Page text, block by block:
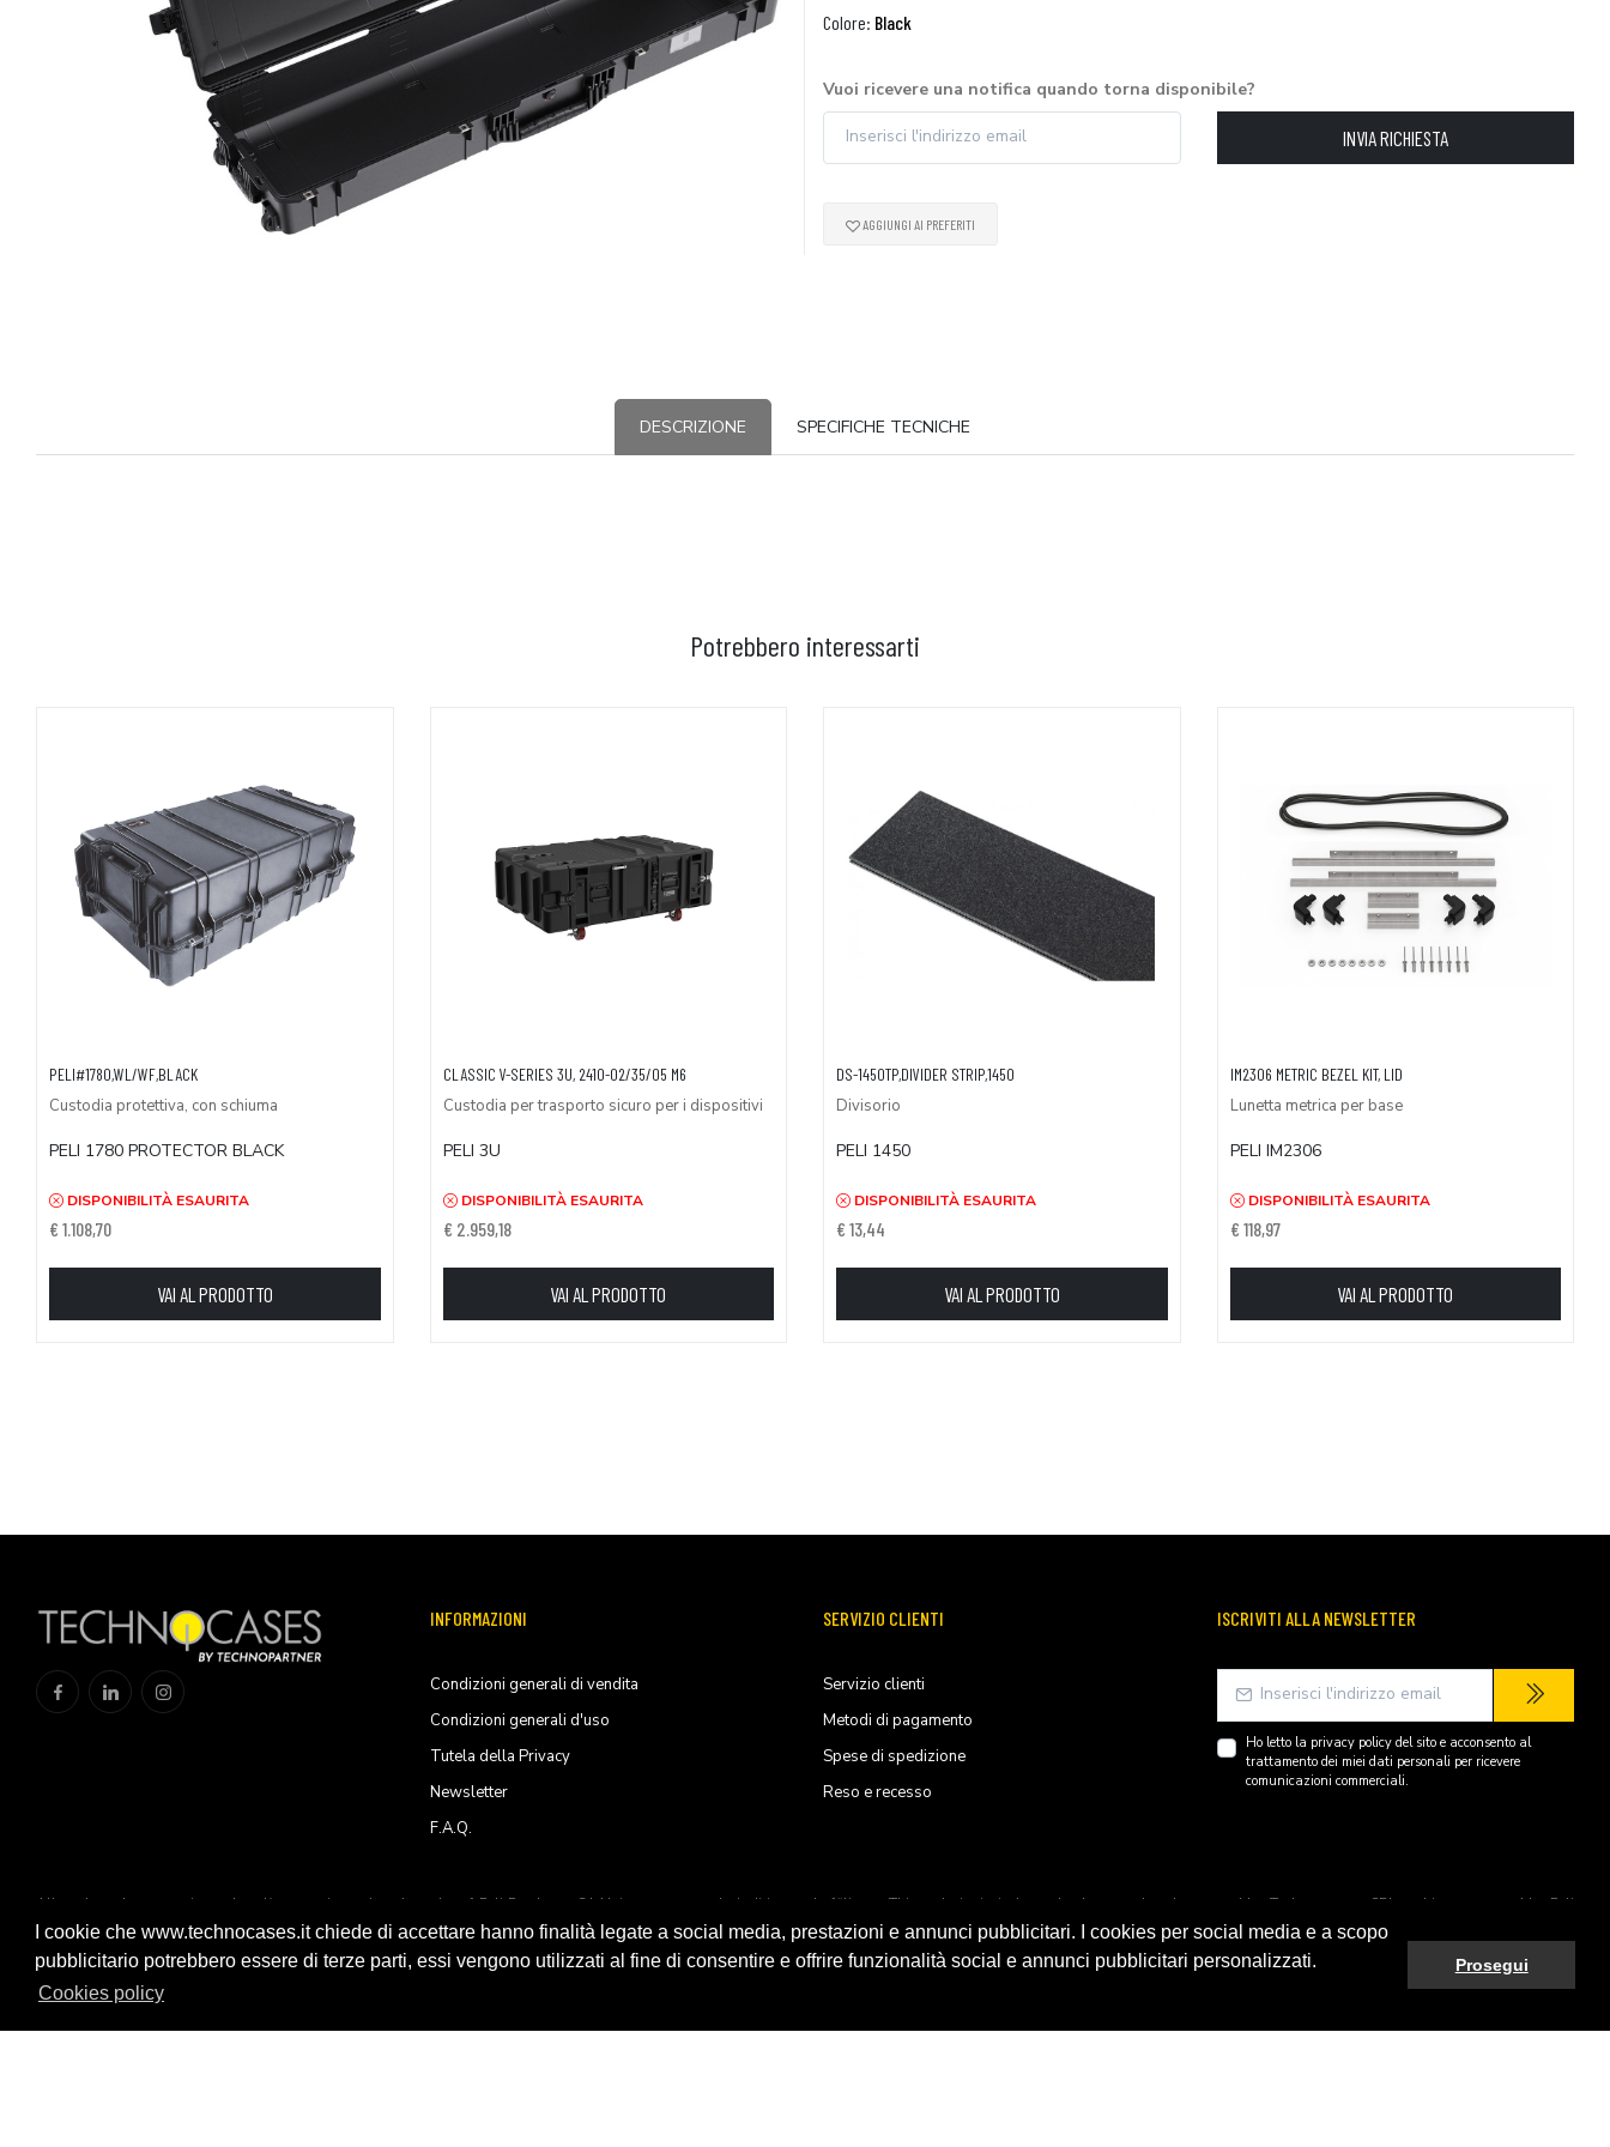
I cookie che www.technocases.it chiede di accettare hanno finalità legate a social media, prestazioni e annunci pubblicitari. I cookies per social media e a scopo
pubblicitario potrebbero essere di terze parti, essi vengono utilizzati al fine di consentire e offrire funzionalità social e annunci pubblicitari personalizzati.
Cookies policy
Prosegui
Colore: Black
Vuoi ricevere una notifica quando torna disponibile?
INVIA RICHIESTA
AGGIUNGI AI PREFERITI
DESCRIZIONE SPECIFICHE TECNICHE
Potrebbero interessarti
PELI#1780,WL/WF,BLACK
Custodia protettiva, con schiuma
PELI 1780 PROTECTOR BLACK
DISPONIBILITÀ ESAURITA
€ 1.108,70
VAI AL PRODOTTO
CLASSIC V-SERIES 3U, 2410-02/35/05 M6
Custodia per trasporto sicuro per i dispositivi
PELI 3U
DISPONIBILITÀ ESAURITA
€ 2.959,18
VAI AL PRODOTTO
DS-1450TP,DIVIDER STRIP,1450
Divisorio
PELI 1450
DISPONIBILITÀ ESAURITA
€ 13,44
VAI AL PRODOTTO
IM2306 METRIC BEZEL KIT, LID
Lunetta metrica per base
PELI IM2306
DISPONIBILITÀ ESAURITA
€ 118,97
VAI AL PRODOTTO
INFORMAZIONI
Condizioni generali di vendita
Condizioni generali d'uso
Tutela della Privacy
Newsletter
F.A.Q.
SERVIZIO CLIENTI
Servizio clienti
Metodi di pagamento
Spese di spedizione
Reso e recesso
ISCRIVITI ALLA NEWSLETTER
Ho letto la privacy policydel sito e acconsento al
trattamento dei miei dati personali per ricevere
comunicazioni commerciali.
All trademarks are registered and/or unregistered trademarks of Peli Products, S.L.U. its parents, subsiadiries and affiliates. This website is independently owned and operated by Technopartner SRL and is not owned by Peli
Products, S.L.U